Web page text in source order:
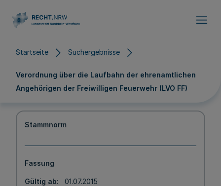
Startseite Suchergebnisse
Verordnung über die Laufbahn der ehrenamtlichen
Angehörigen der Freiwilligen Feuerwehr (LVO FF)
Stammnorm
Fassung
Gültig ab
01.07.2015